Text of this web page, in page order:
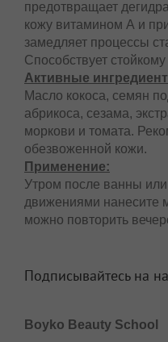
предотвращает
кожу витамином А и
замедляет процессы
Способствует
Активные
Масло кокоса, семян
абрикоса, сезама,
моркови и томата.
обезвоженной кожи.
Применение:
Утром после ванны
движениями нанесите
можно повторить
Подписывайтесь на
Boyko Beauty School